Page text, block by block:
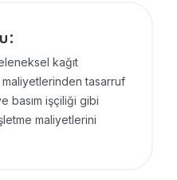
kağıt
maliyetlerinden tasarruf
basım işçiliği gibi
maliyetlerini